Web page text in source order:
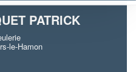
PATRICK
le-Hamon